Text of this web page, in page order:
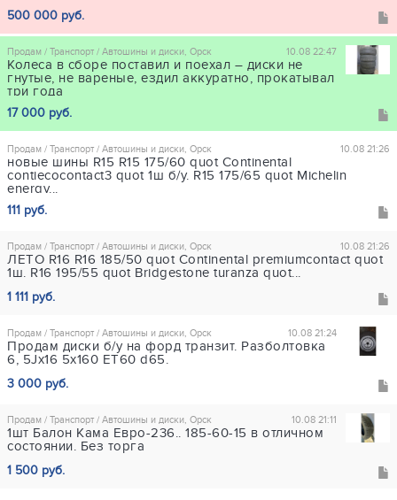
500 000 руб.
10.08 22:47
Продам / Транспорт / Автошины и диски, Орск
Колеса в сборе поставил и поехал – диски не
гнутые, не вареные, ездил аккуратно, прокатывал
три года
17 000 руб.
10.08 21:26
Продам / Транспорт / Автошины и диски, Орск
новые шины R15 R15 175/60 quot Continental
contiecocontact3 quot 1ш б/у. R15 175/65 quot Michelin
energy...
111 руб.
10.08 21:26
Продам / Транспорт / Автошины и диски, Орск
ЛЕТО R16 R16 185/50 quot Continental premiumcontact quot
1ш. R16 195/55 quot Bridgestone turanza quot...
1 111 руб.
10.08 21:24
Продам / Транспорт / Автошины и диски, Орск
Продам диски б/у на форд транзит. Разболтовка
6, 5Jх16 5х160 ЕТ60 d65.
3 000 руб.
10.08 21:11
Продам / Транспорт / Автошины и диски, Орск
1шт Балон Кама Евро-236.. 185-60-15 в отличном
состоянии. Без торга
1 500 руб.